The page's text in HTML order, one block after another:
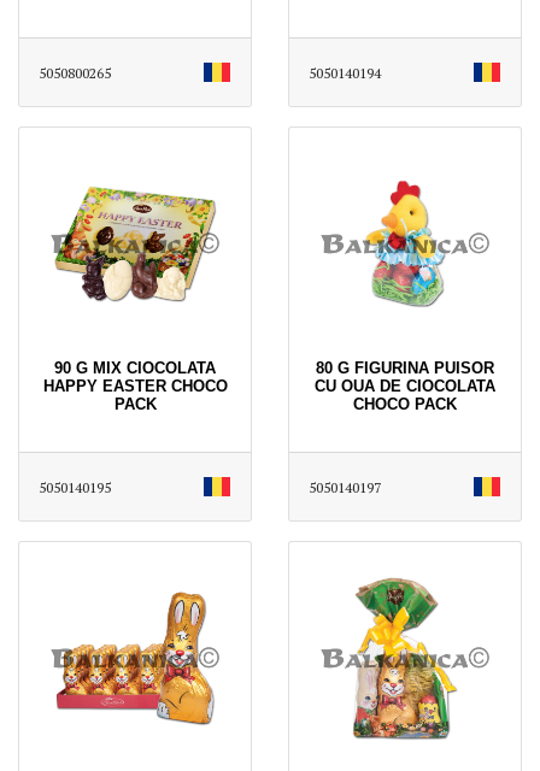
5050800265 5050140194
90 G MIX CIOCOLATA
HAPPY EASTER CHOCO
PACK
5050140195
80 G FIGURINA PUISOR
CU OUA DE CIOCOLATA
CHOCO PACK
5050140197